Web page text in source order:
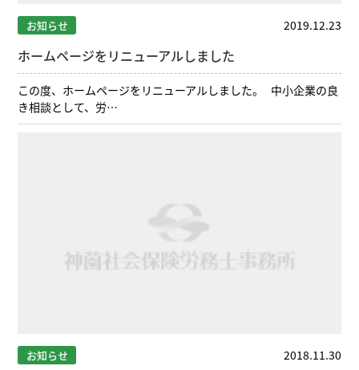
お知らせ 2019.12.23
ホームページをリニューアルしました
この度、ホームページをリニューアルしました。 中小企業の良
き相談として、労…
お知らせ 2018.11.30